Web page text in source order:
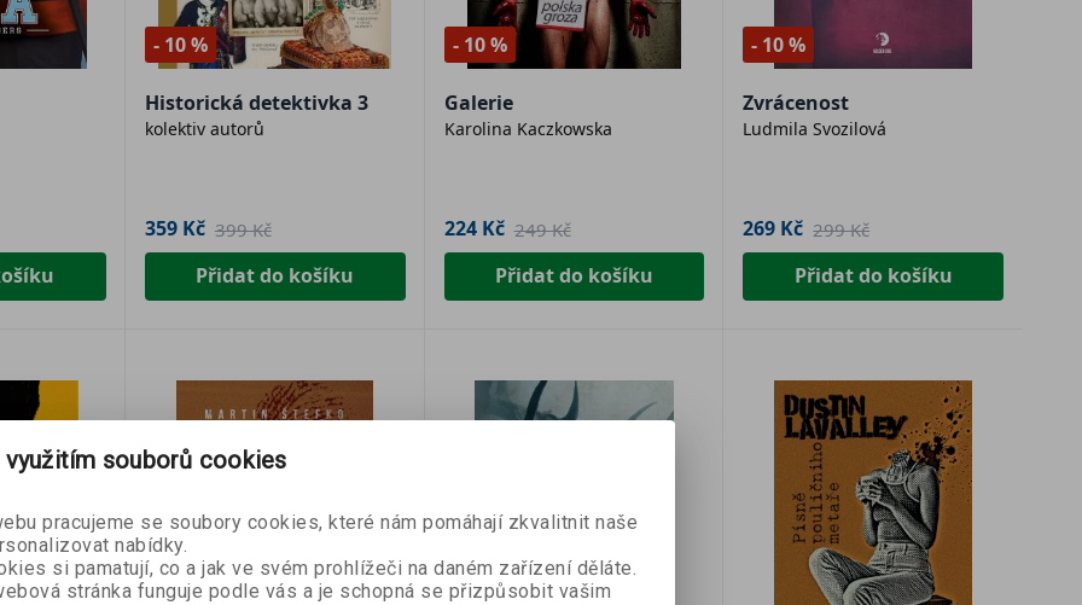
- 10 %
Historická detektivka 3
kolektiv autorů
359 Kč 399 Kč
Přidat do košíku
- 10 %
Galerie
Karolina Kaczkowska
224 Kč 249 Kč
Přidat do košíku
- 10 %
Zvrácenost
Ludmila Svozilová
269 Kč 299 Kč
Přidat do košíku
využitím souborů cookies
pracujeme se soubory cookies, které nám pomáhají zkvalitnit naše
nabídky.
si pamatují, co a jak ve svém prohlížeči na daném zařízení děláte.
stránka funguje podle vás a je schopná se přizpůsobit vašim
SLEVA 50 Kč
newsletteru asleva na
první nákup je Vaše.